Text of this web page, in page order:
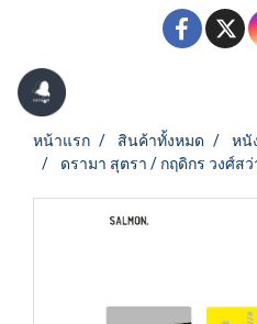
หน้าแรก สินค้าทั้งหมด
หนั
ดรามา สุตรา / กฤดิกร วงศ์ส